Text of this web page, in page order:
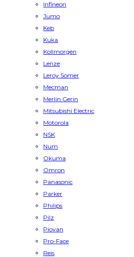
Infineon
Jumo
Keb
Kuka
Kollmorgen
Lenze
Leroy Somer
Mecman
Merlin Gerin
Mitsubishi Electric
Motorola
NSK
Num
Okuma
Omron
Panasonic
Parker
Philips
Pilz
Piovan
Pro-Face
Reis